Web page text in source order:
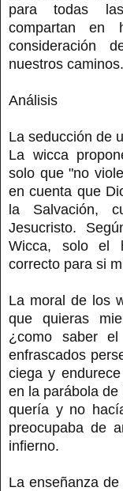
para todas
compartan en
consideración
nuestros caminos.
Análisis
La seducción de
La wicca
solo que "no
en cuenta que
la Salvación,
Jesucristo.
Wicca, solo el
correcto para si
La moral de los
que quieras
¿como saber
enfrascados
ciega y
en la parábola
quería y no
preocupaba de
infierno.
La enseñanza